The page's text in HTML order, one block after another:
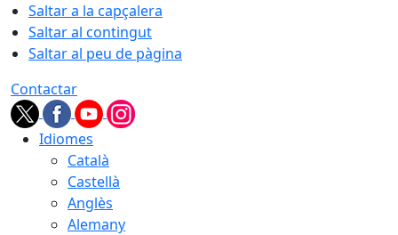
Saltar a la capçalera
Saltar al contingut
Saltar al peu de pàgina
Contactar
Idiomes
Català
Castellà
Anglès
Alemany